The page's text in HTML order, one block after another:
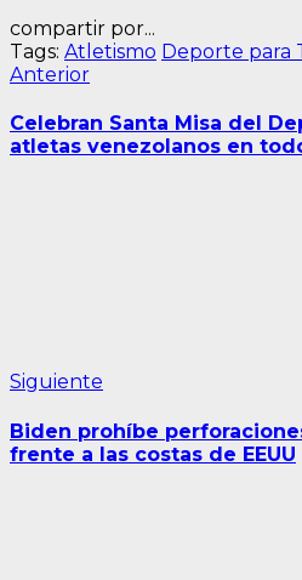
compartir por...
Tags: Atletismo Deporte para
Navegación
de
entradas
AnteriorEntrada
Celebran Santa Misa del
atletas venezolanos en
Siguiente
Biden prohíbe
frente a las costas de EEUU